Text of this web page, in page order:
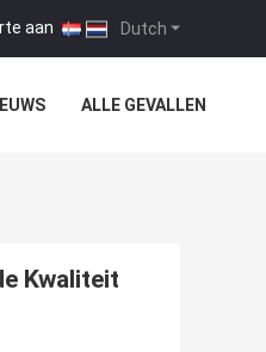
Dutch
aan |
ALLE GEVALLEN
Kwaliteit